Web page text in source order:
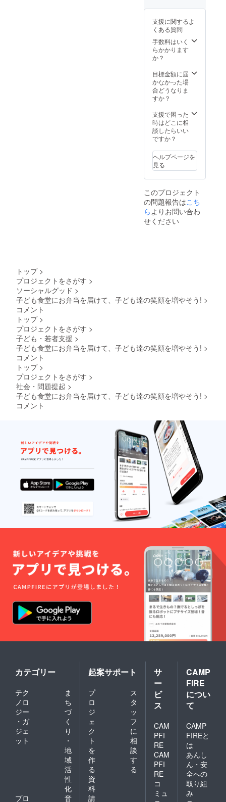
支援に関するよ
くある質問
手数料はいく
らかかります
か？
目標金額に届
かなかった場
合どうなりま
すか？
支援で困った
時はどこに相
談したらいい
ですか？
ヘルプページを
見る
このプロジェクト
の問題報告はこち
ら よりお問い合わ
せください
トップ >
プロジェクトをさがす >
ソーシャルグッド >
子ども食堂にお弁当を届けて、子ども達の笑顔を増やそう! >
コメント
トップ >
プロジェクトをさがす >
子ども・若者支援 >
子ども食堂にお弁当を届けて、子ども達の笑顔を増やそう! >
コメント
トップ >
プロジェクトをさがす >
社会・問題提起 >
子ども食堂にお弁当を届けて、子ども達の笑顔を増やそう! >
コメント
カテゴリー
テク
ノロ
ジー
・ガ
ジェ
ット
ま
ち
づ
く
り
・
地
域
活
性
化
プロ
音
起案サポート
プ
ロ
ジ
ェ
ク
ト
を
作
る
ス
タ
ッ
フ
に
相
談
す
る
資
料
請
サ
ー
ビ
ス
CAM
PFI
RE
CAM
PFI
RE
コ
ミュ
CAMP
FIRE
につい
て
CAMP
FIREと
は
あんし
ん・安
全への
取り組
み